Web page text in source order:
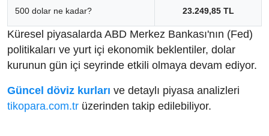
500 dolar ne kadar? 23.249,85 TL
Küresel piyasalarda ABD Merkez Bankası'nın (Fed)
politikaları ve yurt içi ekonomik beklentiler, dolar
kurunun gün içi seyrinde etkili olmaya devam ediyor.
Güncel döviz kurları ve detaylı piyasa analizleri
tikopara.com.tr üzerinden takip edilebiliyor.